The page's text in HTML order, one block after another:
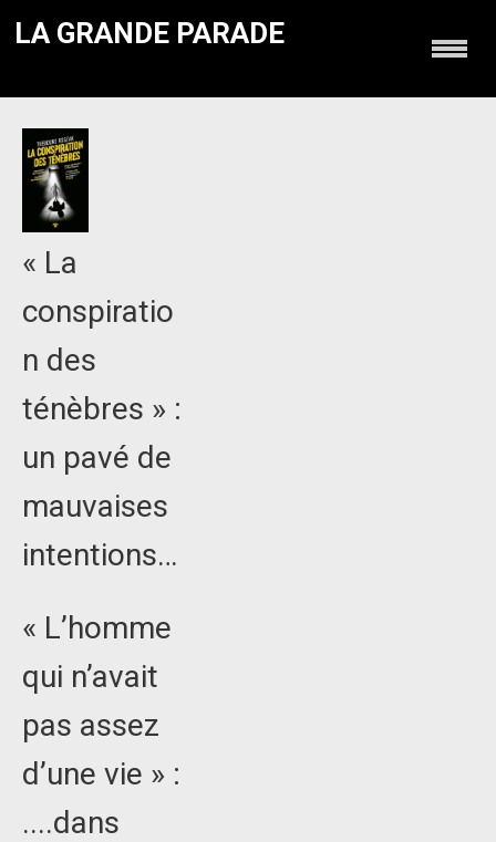
LA GRANDE PARADE
« La
conspiratio
n des
ténèbres » :
un pavé de
mauvaises
intentions…
« L’homme
qui n’avait
pas assez
d’une vie » :
....dans